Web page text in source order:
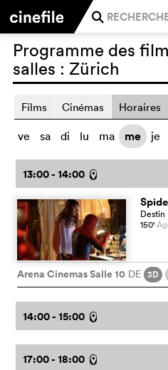
j
Programme des
salles : Zürich
Films Cinémas Horaires
ve sa di lu ma me je
13:00 - 14:00 l
Destin
150'
Arena Cinemas Salle 10 DE 3D
14:00 - 15:00 l
17:00 - 18:00 l